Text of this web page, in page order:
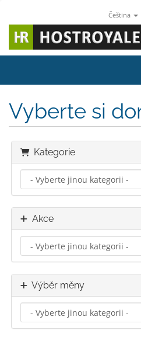
Čeština
Vyberte si
Kategorie
Akce
Výběr měny